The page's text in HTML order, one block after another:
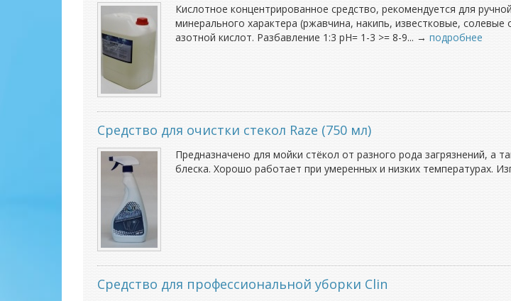
Кислотное концентрированное средство, рекомендуется для
минерального характера (ржавчина, накипь, известковые,
азотной кислот. Разбавление 1:3 pH= 1-3 >= 8-9... → подробнее
Средство для очистки стекол Raze (750 мл)
Предназначено для мойки стёкол от разного рода загрязнений, а
блеска. Хорошо работает при умеренных и низких температурах.
Средство для профессиональной уборки Clin